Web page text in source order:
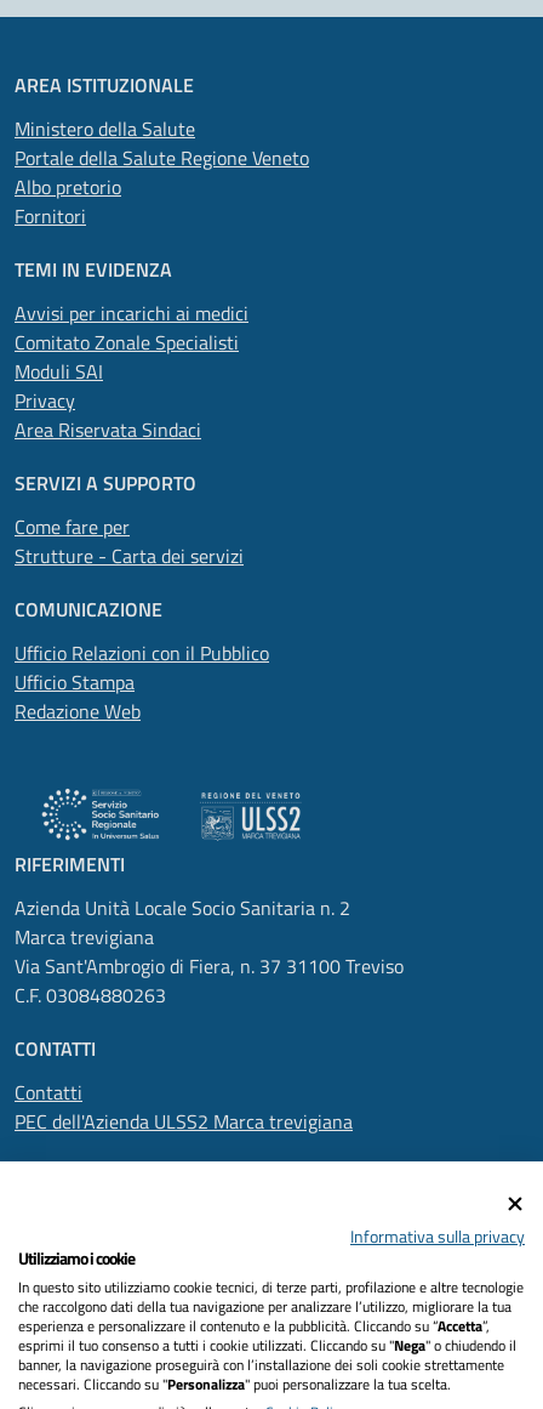
AREA ISTITUZIONALE
Ministero della Salute
Portale della Salute Regione Veneto
Albo pretorio
Fornitori
TEMI IN EVIDENZA
Avvisi per incarichi ai medici
Comitato Zonale Specialisti
Moduli SAI
Privacy
Area Riservata Sindaci
SERVIZI A SUPPORTO
Come fare per
Strutture - Carta dei servizi
COMUNICAZIONE
Ufficio Relazioni con il Pubblico
Ufficio Stampa
Redazione Web
RIFERIMENTI
Azienda Unità Locale Socio Sanitaria n. 2
Marca trevigiana
Via Sant'Ambrogio di Fiera, n. 37 31100 Treviso
C.F. 03084880263
CONTATTI
Contatti
PEC dell'Azienda ULSS2 Marca trevigiana
Informativa privacy
Dichiarazione di accessibilità
Note legali
Informativa sulla privacy
Utilizziamo i cookie
In questo sito utilizziamo cookie tecnici, di terze parti, profilazione e altre tecnologie
che raccolgono dati della tua navigazione per analizzare l’utilizzo, migliorare la tua
esperienza e personalizzare il contenuto e la pubblicità. Cliccando su “Accetta”,
esprimi il tuo consenso a tutti i cookie utilizzati. Cliccando su "Nega" o chiudendo il
banner, la navigazione proseguirà con l’installazione dei soli cookie strettamente
necessari. Cliccando su "Personalizza" puoi personalizzare la tua scelta.